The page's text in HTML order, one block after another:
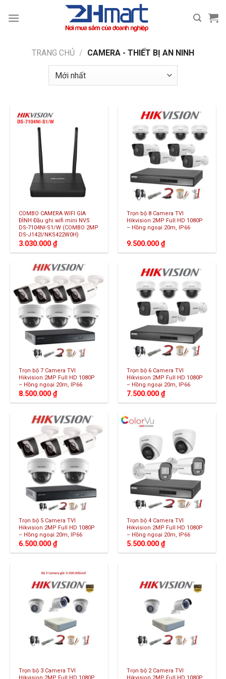
qua
TRANG CHỦ / CAMERA - THIẾT BỊ AN NINH
COMBO CAMERA WIFI GIA
ĐÌNH Đầu ghi wifi mini NVS
DS-7104NI-S1/W (COMBO 2MP
DS-J142I/NKS422W0H)
3.030.000₫
Trọn bộ 8 Camera TVI
Hikvision 2MP Full HD 1080P
– Hồng ngoại 20m, IP66
9.500.000₫
Trọn bộ 7 Camera TVI
Hikvision 2MP Full HD 1080P
– Hồng ngoại 20m, IP66
8.500.000₫
Trọn bộ 6 Camera TVI
Hikvision 2MP Full HD 1080P
– Hồng ngoại 20m, IP66
7.500.000₫
Trọn bộ 5 Camera TVI
Hikvision 2MP Full HD 1080P
– Hồng ngoại 20m, IP66
6.500.000₫
Trọn bộ 4 Camera TVI
Hikvision 2MP Full HD 1080P
– Hồng ngoại 20m, IP66
5.500.000₫
Trọn bộ 3 Camera TVI
Trọn bộ 2 Camera TVI